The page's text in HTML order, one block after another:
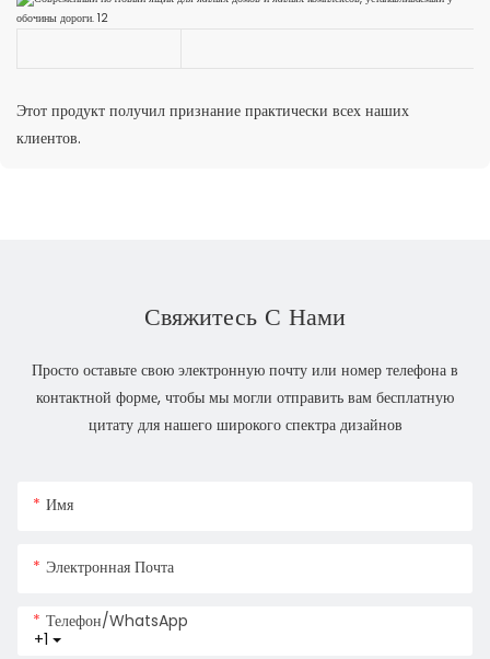
Этот продукт получил признание практически всех наших
клиентов.
Свяжитесь С Нами
Просто оставьте свою электронную почту или номер телефона в
контактной форме, чтобы мы могли отправить вам бесплатную
цитату для нашего широкого спектра дизайнов
Имя
Электронная Почта
+1
Телефон/WhatsApp